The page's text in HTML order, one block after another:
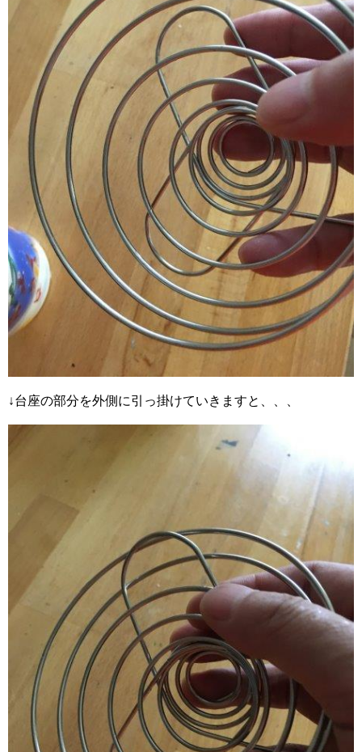
↓台座の部分を外側に引っ掛けていきますと、、、